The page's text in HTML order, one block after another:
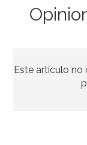
Este artículo no